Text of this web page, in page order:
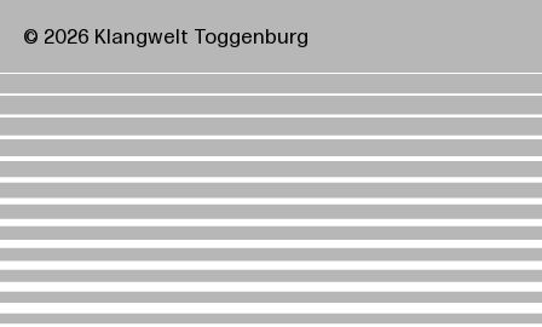
© 2026 Klangwelt Toggenburg